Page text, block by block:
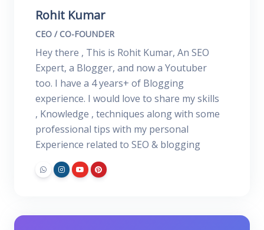
Rohit Kumar
CEO / CO-FOUNDER
Hey there , This is Rohit Kumar, An SEO
Expert, a Blogger, and now a Youtuber
too. I have a 4 years+ of Blogging
experience. I would love to share my skills
, Knowledge , techniques along with some
professional tips with my personal
Experience related to SEO & blogging